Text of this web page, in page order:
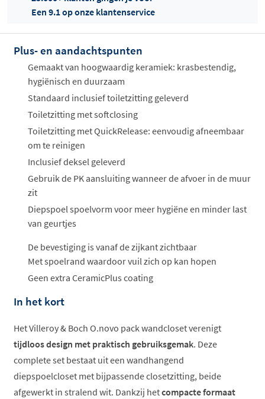
Offertes
ophalen...
Een 9.1 op onze klantenservice
Plus- en aandachtspunten
Gemaakt van hoogwaardig keramiek: krasbestendig,
hygiënisch en duurzaam
Standaard inclusief toiletzitting geleverd
Toiletzitting met softclosing
Toiletzitting met QuickRelease: eenvoudig afneembaar
om te reinigen
Inclusief deksel geleverd
Gebruik de PK aansluiting wanneer de afvoer in de muur
zit
Diepspoel spoelvorm voor meer hygiëne en minder last
van geurtjes
De bevestiging is vanaf de zijkant zichtbaar
Met spoelrand waardoor vuil zich op kan hopen
Geen extra CeramicPlus coating
In het kort
Het Villeroy & Boch O.novo pack wandcloset verenigt
tijdloos design met praktisch gebruiksgemak. Deze
complete set bestaat uit een wandhangend
diepspoelcloset met bijpassende closetzitting, beide
afgewerkt in stralend wit. Dankzij hetcompacte formaat